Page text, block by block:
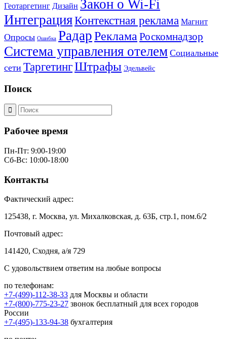
Геотаргетинг Дизайн Закон о Wi-Fi
ИнтеграцияКонтекстная реклама Магнит
Опросы Ошибка РадарРеклама Роскомнадзор
Система управления отелем Социальные
сети ТаргетингШтрафы Эдельвейс
Поиск
Рабочее время
Пн-Пт: 9:00-19:00
Сб-Вс: 10:00-18:00
Контакты
Фактический адрес:
125438, г. Москва, ул. Михалковская, д. 63Б, стр.1, пом.6/2
Почтовый адрес:
141420, Сходня, а/я 729
С удовольствием ответим на любые вопросы
по телефонам:
+7-(499)-112-38-33 для Москвы и области
+7-(800)-775-23-27 звонок бесплатный для всех городов
России
+7-(495)-133-94-38 бухгалтерия